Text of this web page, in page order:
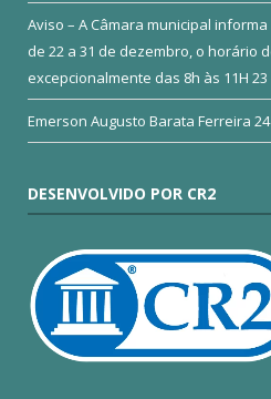
Aviso – A Câmara municipal
de 22 a 31 de dezembro, o horário
excepcionalmente das 8h às 11H
Emerson Augusto Barata Ferreira
DESENVOLVIDO POR CR2